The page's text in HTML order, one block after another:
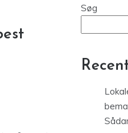
Søg